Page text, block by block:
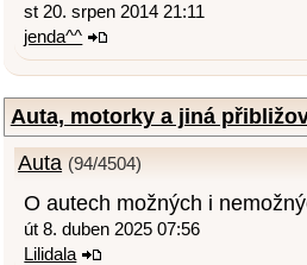
st 20. srpen 2014 21:11
jenda^^
Auta, motorky a jiná
Auta (94/4504)
O autech možných i
út 8. duben 2025 07:56
Lilidala